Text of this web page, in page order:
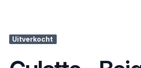
Uitverkocht